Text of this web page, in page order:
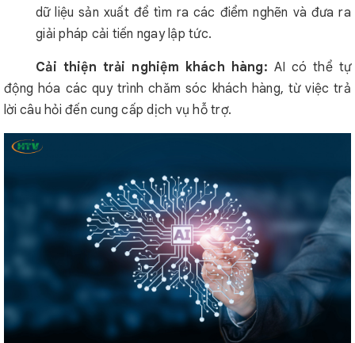
dữ liệu sản xuất để tìm ra các điểm nghẽn và đưa ra
giải pháp cải tiến ngay lập tức.
Cải thiện trải nghiệm khách hàng: AI có thể tự
động hóa các quy trình chăm sóc khách hàng, từ việc trả
lời câu hỏi đến cung cấp dịch vụ hỗ trợ.